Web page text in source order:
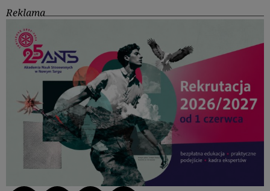
Reklama